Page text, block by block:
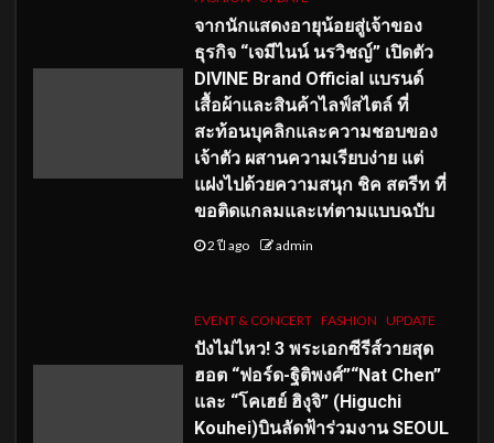
จากนักแสดงอายุน้อยสู่เจ้าของ
ธุรกิจ “เจมีไนน์ นรวิชญ์” เปิดตัว
DIVINE Brand Official แบรนด์
เสื้อผ้าและสินค้าไลฟ์สไตล์ ที่
สะท้อนบุคลิกและความชอบของ
เจ้าตัว ผสานความเรียบง่าย แต่
แฝงไปด้วยความสนุก ชิค สตรีท ที่
ขอติดแกลมและเท่ตามแบบฉบับ
2 ปี ago admin
EVENT & CONCERT FASHION UPDATE
ปังไม่ไหว! 3 พระเอกซีรีส์วายสุด
ฮอต “ฟอร์ด-ฐิติพงศ์”“Nat Chen”
และ “โคเฮย์ ฮิงุจิ” (Higuchi
Kouhei)บินลัดฟ้าร่วมงาน SEOUL